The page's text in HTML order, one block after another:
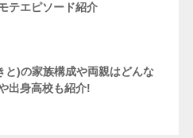
テエピソード紹介
と)の家族構成や両親はどんな
出身高校も紹介!